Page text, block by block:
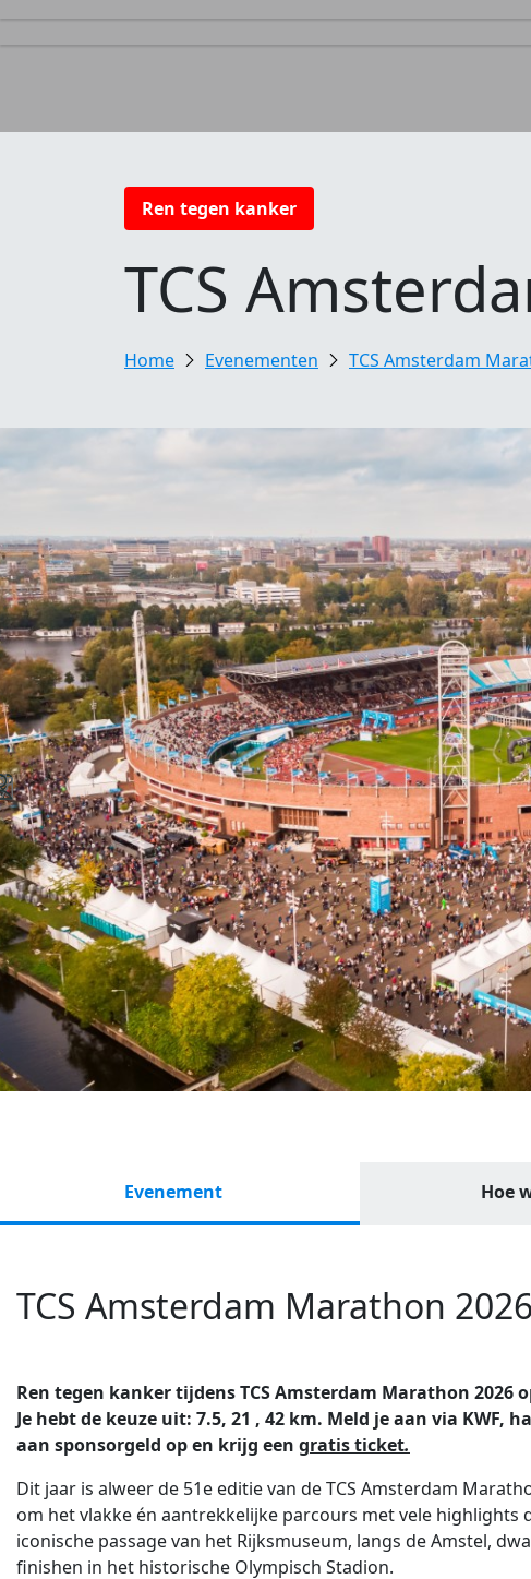
Ren tegen kanker
TCS
Evenementen TCS Amsterdam
Evenement Hoe
TCS Amsterdam Marathon 2026
Ren tegen kanker tijdens TCS Amsterdam Marathon 2026
Je hebt de keuze uit: 7.5, 21 , 42 km. Meld je aan via KWF,
aan sponsorgeld op en krijg een gratis ticket.
Dit jaar is alweer de 51e editie van de TCS Amsterdam
om het vlakke én aantrekkelijke parcours met vele
iconische passage van het Rijksmuseum, langs de Amstel,
finishen in het historische Olympisch Stadion.